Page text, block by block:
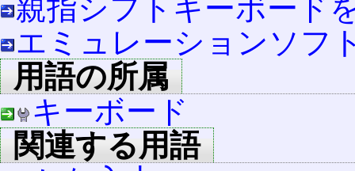
親指シフトキーボード
エミュレーションソフ
用語の所属
キーボード
関連する用語